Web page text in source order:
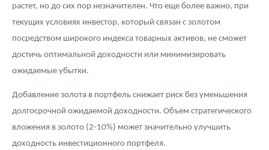
растет, но до сих пор незначителен. Что еще более важно, при
текущих условиях инвестор, который связан с золотом
посредством широкого индекса товарных активов, не сможет
достичь оптимальной доходности или минимизировать
ожидаемые убытки.
Добавление золота в портфель снижает риск без уменьшения
долгосрочной ожидаемой доходности. Объем стратегического
вложения в золото (2-10%) может значительно улучшить
доходность инвестиционного портфеля.